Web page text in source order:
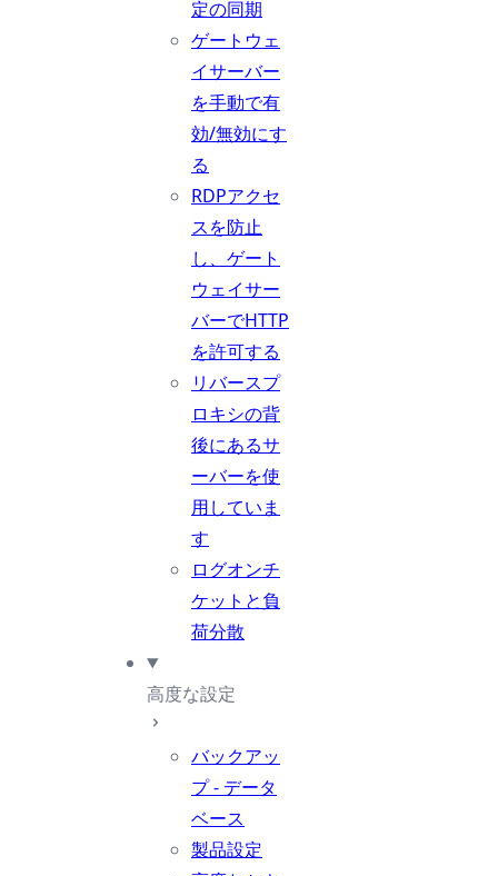
定の同期
ゲートウェ
イサーバー
を手動で有
効/無効にす
る
RDPアクセ
スを防止
し、ゲート
ウェイサー
バーでHTTP
を許可する
リバースプ
ロキシの背
後にあるサ
ーバーを使
用していま
す
ログオンチ
ケットと負
荷分散
高度な設定
バックアッ
プ - データ
ベース
製品設定